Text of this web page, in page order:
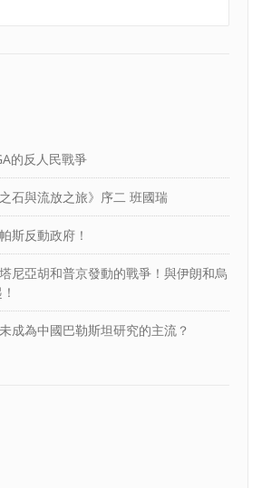
的反人民戰爭
石與流放之旅》序二 班國瑞
斯反動政府！
尼亞胡和普京發動的戰爭！與伊朗和烏
成為中國巴勒斯坦研究的主流？